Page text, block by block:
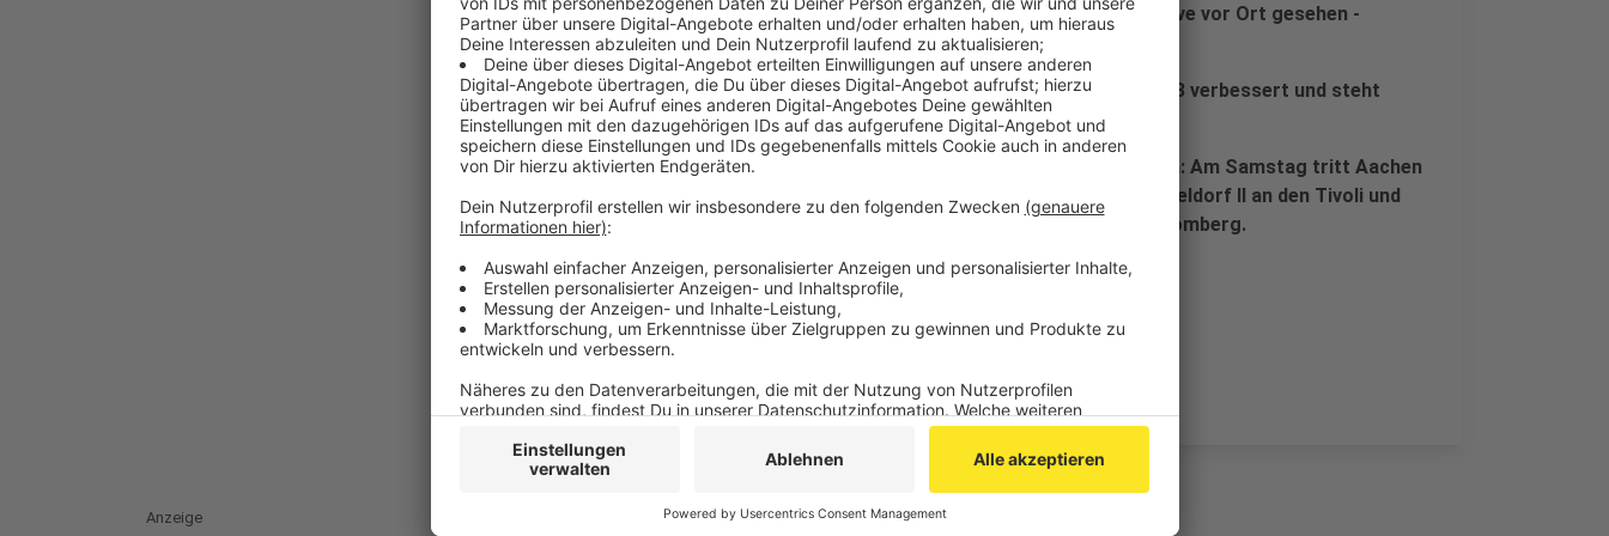
1.200 Zuschauer haben die Partie im Ahlener Wersestadion live vor Ort gesehen -
darunter etwa 450 Aachener Fans.
In der Tabelle hat sich die Alemannia von Platz 16 auf Platz 13 verbessert und steht
jetzt zwei Punkte vor dem neuen Sechzehnten Straelen.
Drei Partien sind noch zu absolvieren in der laufenden Saison: Am Samstag tritt Aachen
bei Fortuna Köln an, am Freitag danach kommt Fortuna Düsseldorf II an den Tivoli und
zum Schluss geht es am Samstag, 14. Mai, auswärts nach Homberg.
Veröffentlicht:Mittwoch, 27.04.2022 21:26
Anzeige
Anzeige